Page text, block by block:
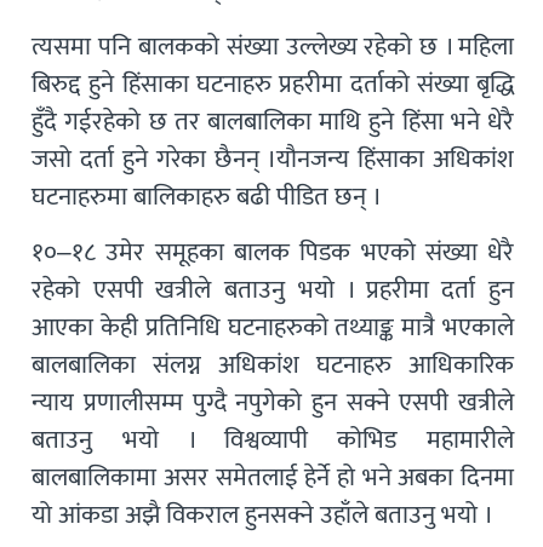
त्यसमा पनि बालकको संख्या उल्लेख्य रहेको छ । महिला
बिरुद्द हुने हिंसाका घटनाहरु प्रहरीमा दर्ताको संख्या बृद्धि
हुँदै गईरहेको छ तर बालबालिका माथि हुने हिंसा भने धेरै
जसो दर्ता हुने गरेका छैनन् ।यौनजन्य हिंसाका अधिकांश
घटनाहरुमा बालिकाहरु बढी पीडित छन् ।
१०–१८ उमेर समूहका बालक पिडक भएको संख्या धेरै
रहेको एसपी खत्रीले बताउनु भयो । प्रहरीमा दर्ता हुन
आएका केही प्रतिनिधि घटनाहरुको तथ्याङ्क मात्रै भएकाले
बालबालिका संलग्न अधिकांश घटनाहरु आधिकारिक
न्याय प्रणालीसम्म पुग्दै नपुगेको हुन सक्ने एसपी खत्रीले
बताउनु भयो । विश्वव्यापी कोभिड महामारीले
बालबालिकामा असर समेतलाई हेर्ने हो भने अबका दिनमा
यो आंकडा अझै विकराल हुनसक्ने उहाँले बताउनु भयो ।